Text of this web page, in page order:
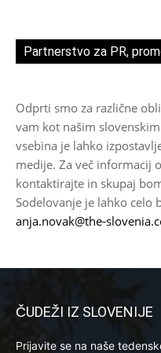
Partnerstvo za PR,
Odprti smo za različne
vam kot našim
vsebina je lahko
medije. Za več informacij
kontaktirajte in skupaj
Sodelovanje je lahko celo
anja.novak@the-
ČUDEŽI IZ SLOVENIJE
Prijavite se na naše